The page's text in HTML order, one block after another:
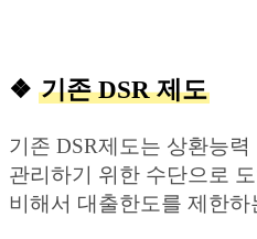
❖ 기존 DSR 제도
기존 DSR제도는 상환능
관리하기 위한 수단으로
비해서 대출한도를 제한하